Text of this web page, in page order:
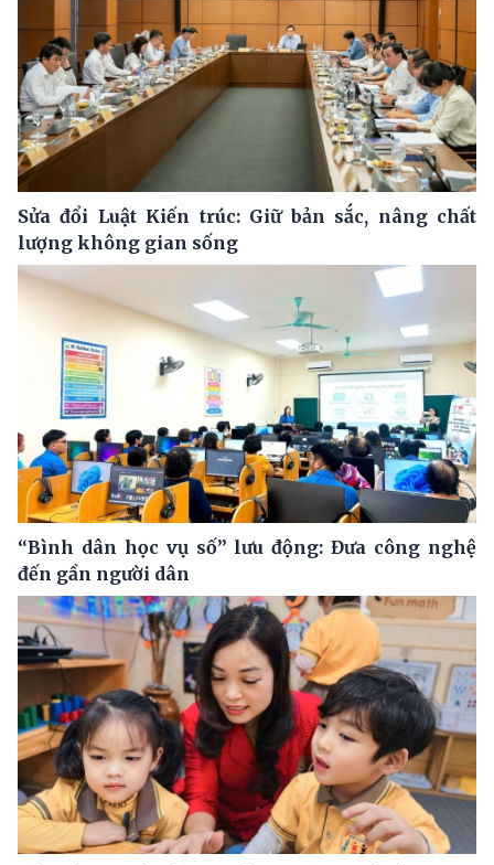
Sửa đổi Luật Kiến trúc: Giữ bản sắc, nâng chất
lượng không gian sống
“Bình dân học vụ số” lưu động: Đưa công nghệ
đến gần người dân